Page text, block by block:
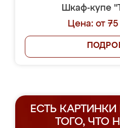
Шкаф-купе
Цена: от
ЕСТЬ
ТОГО, ЧТО